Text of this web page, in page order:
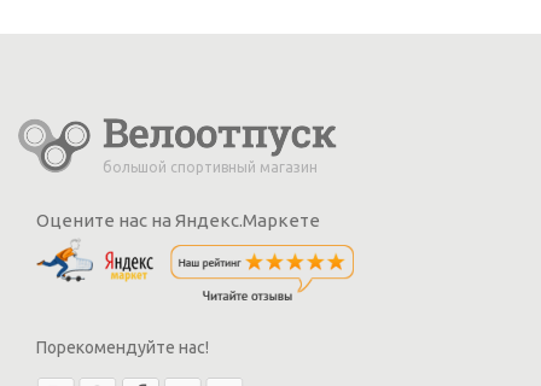
большой спортивный магазин
Оцените нас на Яндекс.Маркете
Порекомендуйте нас!